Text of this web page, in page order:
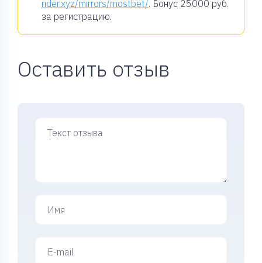
rider.xyz/mirrors/mostbet/. Бонус 25000 руб.
за регистрацию.
Оставить отзыв